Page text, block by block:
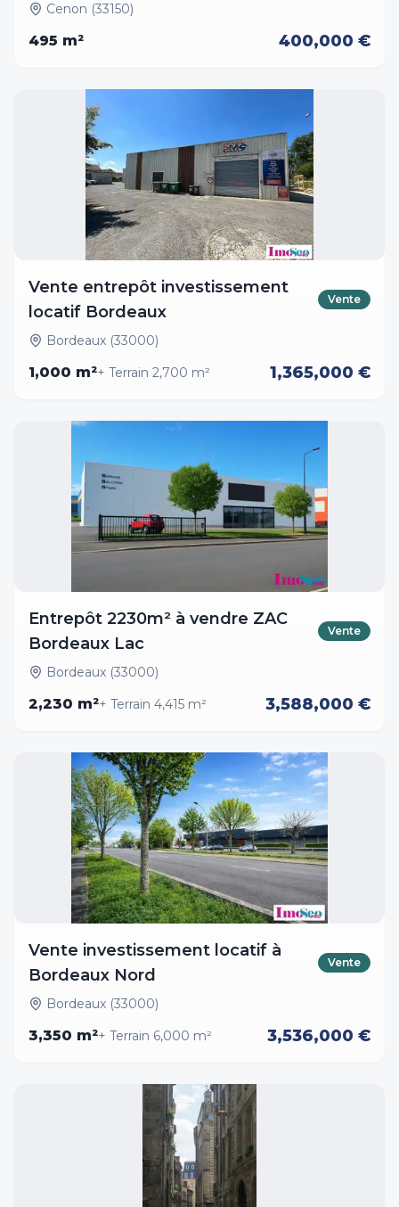
Cenon (33150)
495 m² 400,000 €
Vente entrepôt investissement
locatif Bordeaux
Vente
Bordeaux (33000)
1,000 m²+ Terrain 2,700 m² 1,365,000 €
Entrepôt 2230m² à vendre ZAC
Bordeaux Lac
Vente
Bordeaux (33000)
2,230 m²+ Terrain 4,415 m² 3,588,000 €
Vente investissement locatif à
Bordeaux Nord
Vente
Bordeaux (33000)
3,350 m²+ Terrain 6,000 m² 3,536,000 €